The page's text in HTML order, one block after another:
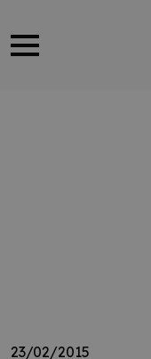
23/02/2015